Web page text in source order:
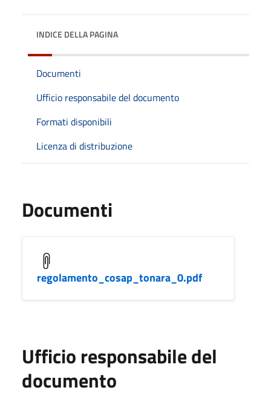
INDICE DELLA PAGINA
Documenti
Ufficio responsabile del documento
Formati disponibili
Licenza di distribuzione
Documenti
regolamento_cosap_tonara_0.pdf
Ufficio responsabile del
documento